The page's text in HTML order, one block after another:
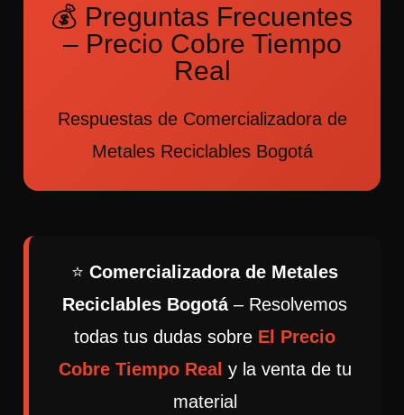
💰 Preguntas Frecuentes
– Precio Cobre Tiempo
Real
Respuestas de Comercializadora de
Metales Reciclables Bogotá
⭐ Comercializadora de Metales
Reciclables Bogotá– Resolvemos
todas tus dudas sobre El Precio
Cobre Tiempo Real y la venta de tu
material